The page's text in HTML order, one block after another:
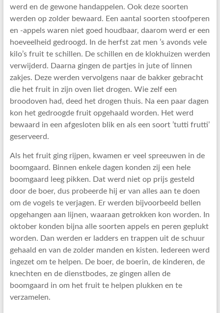
werd en de gewone handappelen. Ook deze soorten
werden op zolder bewaard. Een aantal soorten stoofperen
en -appels waren niet goed houdbaar, daarom werd er een
hoeveelheid gedroogd. In de herfst zat men ’s avonds vele
kilo’s fruit te schillen. De schillen en de klokhuizen werden
verwijderd. Daarna gingen de partjes in jute of linnen
zakjes. Deze werden vervolgens naar de bakker gebracht
die het fruit in zijn oven liet drogen. Wie zelf een
broodoven had, deed het drogen thuis. Na een paar dagen
kon het gedroogde fruit opgehaald worden. Het werd
bewaard in een afgesloten blik en als een soort ’tutti frutti’
geserveerd.
Als het fruit ging rijpen, kwamen er veel spreeuwen in de
boomgaard. Binnen enkele dagen konden zij een hele
boomgaard leeg pikken. Dat werd niet op prijs gesteld
door de boer, dus probeerde hij er van alles aan te doen
om de vogels te verjagen. Er werden bijvoorbeeld bellen
opgehangen aan lijnen, waaraan getrokken kon worden. In
oktober konden bijna alle soorten appels en peren geplukt
worden. Dan werden er ladders en trappen uit de schuur
gehaald en van de zolder manden en kisten. Iedereen werd
ingezet om te helpen. De boer, de boerin, de kinderen, de
knechten en de dienstbodes, ze gingen allen de
boomgaard in om het fruit te helpen plukken en te
verzamelen.